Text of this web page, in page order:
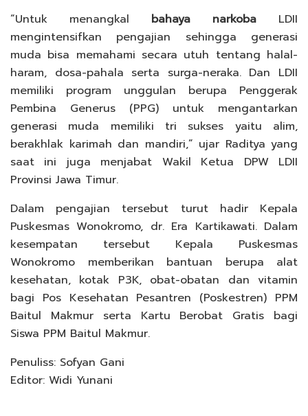
“Untuk menangkal bahaya narkoba LDII
mengintensifkan pengajian sehingga generasi
muda bisa memahami secara utuh tentang halal-
haram, dosa-pahala serta surga-neraka. Dan LDII
memiliki program unggulan berupa Penggerak
Pembina Generus (PPG) untuk mengantarkan
generasi muda memiliki tri sukses yaitu alim,
berakhlak karimah dan mandiri,” ujar Raditya yang
saat ini juga menjabat Wakil Ketua DPW LDII
Provinsi Jawa Timur.
Dalam pengajian tersebut turut hadir Kepala
Puskesmas Wonokromo, dr. Era Kartikawati. Dalam
kesempatan tersebut Kepala Puskesmas
Wonokromo memberikan bantuan berupa alat
kesehatan, kotak P3K, obat-obatan dan vitamin
bagi Pos Kesehatan Pesantren (Poskestren) PPM
Baitul Makmur serta Kartu Berobat Gratis bagi
Siswa PPM Baitul Makmur.
Penuliss: Sofyan Gani
Editor: Widi Yunani